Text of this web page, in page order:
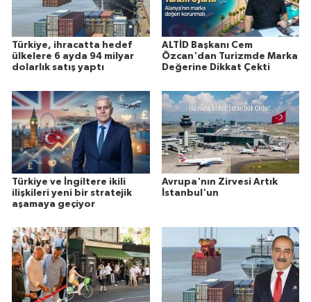
Türkiye, ihracatta hedef
ülkelere 6 ayda 94 milyar
dolarlık satış yaptı
ALTİD Başkanı Cem
Özcan'dan Turizmde Marka
Değerine Dikkat Çekti
Türkiye ve İngiltere ikili
ilişkileri yeni bir stratejik
aşamaya geçiyor
Avrupa'nın Zirvesi Artık
İstanbul'un